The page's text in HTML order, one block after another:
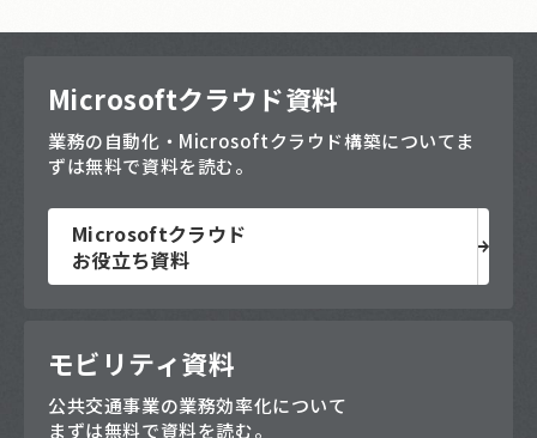
Microsoftクラウド資料
業務の自動化・Microsoftクラウド構築についてま
ずは無料で資料を読む。
Microsoftクラウド
お役立ち資料
モビリティ資料
公共交通事業の業務効率化について
まずは無料で資料を読む。